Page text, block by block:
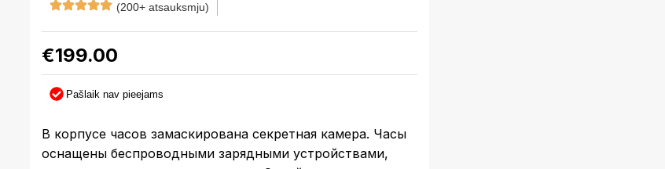
(200+ atsauksmju)
€199.00
Pašlaik nav pieejams
В корпусе часов замаскирована секретная камера. Часы
оснащены беспроводными зарядными устройствами,